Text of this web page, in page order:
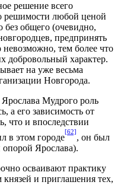
решение всего
решимости любой ценой
без общего (очевидно,
предпринять
тем более что
добровольный характер.
на уже весьма
Новгорода.
Ярослава Мудрого роль
а его зависимость от
что и впоследствии
в этом городе
[62]
, он был
Ярослава).
осваивают практику
и приглашения тех,